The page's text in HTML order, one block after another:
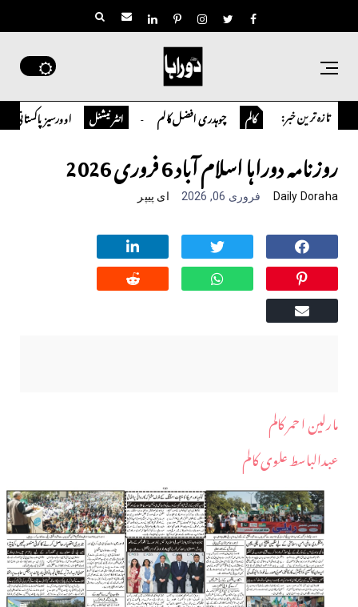
تازہ ترین خبر:
کالم چوہدری افضل کالم انٹر نیشنل اوورسیز پاکستانی ڈاکٹر سعید حسین
روزنامہ دوراہا اسلام آباد 6 فروری 2026
Daily Doraha فروری 06, 2026 ای پیپر
مارلین ا حمر کالم
عبدالباسط علوی کالم